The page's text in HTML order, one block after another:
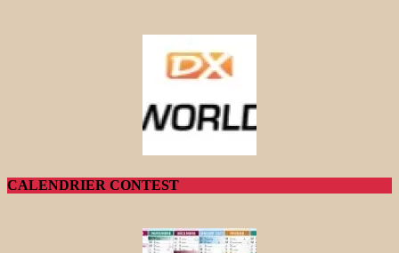
CALENDRIER CONTEST